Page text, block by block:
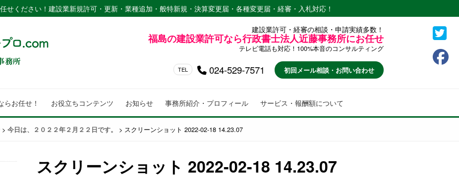
建設業許可・経審の相談・申請実績多数！
福島の建設業許可なら行政書士法人近藤事務所にお任せ
テレビ電話も対応！100%本音のコンサルティング
TEL 024-529-7571 初回メール相談・お問い合わせ
せください！建設業新規許可・更新・業種追加・般特新規・決算変更届・各種変更届・経審・入札対応！
らお任せ！ お役立ちコンテンツ お知らせ 事務所紹介・プロフィール サービス・報酬額について
> 今日は、２０２２年２月２２日です。 > スクリーンショット 2022-02-18 14.23.07
スクリーンショット 2022-02-18 14.23.07